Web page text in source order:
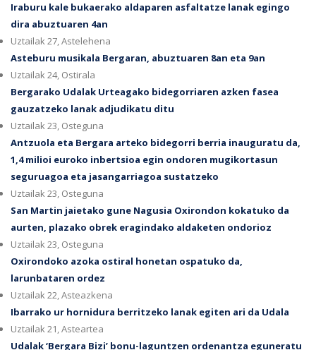
Iraburu kale bukaerako aldaparen asfaltatze lanak egingo
dira abuztuaren 4an
Uztailak 27, Astelehena
Asteburu musikala Bergaran, abuztuaren 8an eta 9an
Uztailak 24, Ostirala
Bergarako Udalak Urteagako bidegorriaren azken fasea
gauzatzeko lanak adjudikatu ditu
Uztailak 23, Osteguna
Antzuola eta Bergara arteko bidegorri berria inauguratu da,
1,4 milioi euroko inbertsioa egin ondoren mugikortasun
seguruagoa eta jasangarriagoa sustatzeko
Uztailak 23, Osteguna
San Martin jaietako gune Nagusia Oxirondon kokatuko da
aurten, plazako obrek eragindako aldaketen ondorioz
Uztailak 23, Osteguna
Oxirondoko azoka ostiral honetan ospatuko da,
larunbataren ordez
Uztailak 22, Asteazkena
Ibarrako ur hornidura berritzeko lanak egiten ari da Udala
Uztailak 21, Asteartea
Udalak ‘Bergara Bizi’ bonu-laguntzen ordenantza eguneratu